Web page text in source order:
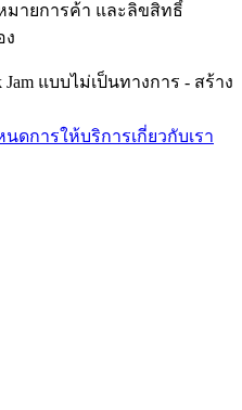
มายการค้า และลิขสิทธิ์
ง
แบบไม่เป็นทางการ - สร้าง
ดการให้บริการเกี่ยวกับเรา